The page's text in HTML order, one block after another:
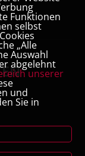
Funktionen
selbst
„Alle
Auswahl
abgelehnt
unserer
und
Sie in